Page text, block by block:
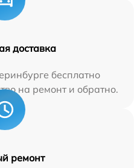
доставка
бесплатно
на ремонт и обратно.
ремонт